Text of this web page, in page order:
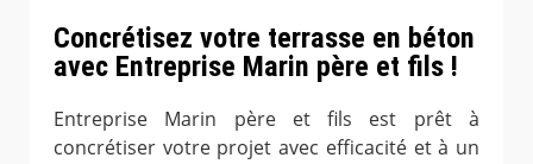
Concrétisez votre terrasse en béton
avec Entreprise Marin père et fils !
Entreprise Marin père et fils est prêt à
concrétiser votre projet avec efficacité et à un